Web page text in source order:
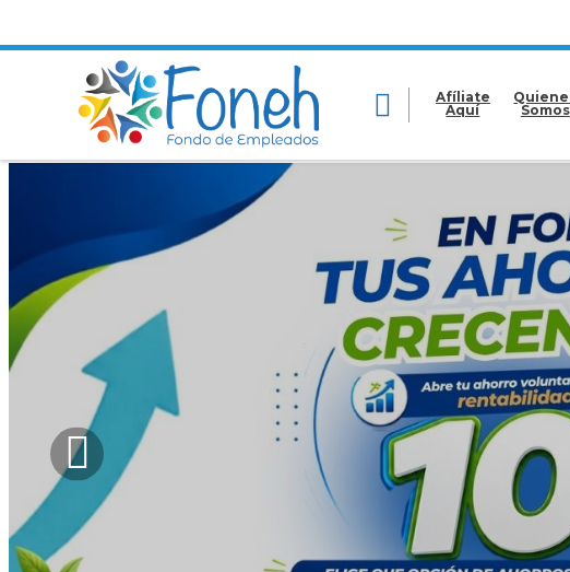
Afíliate
Aquí
Somos